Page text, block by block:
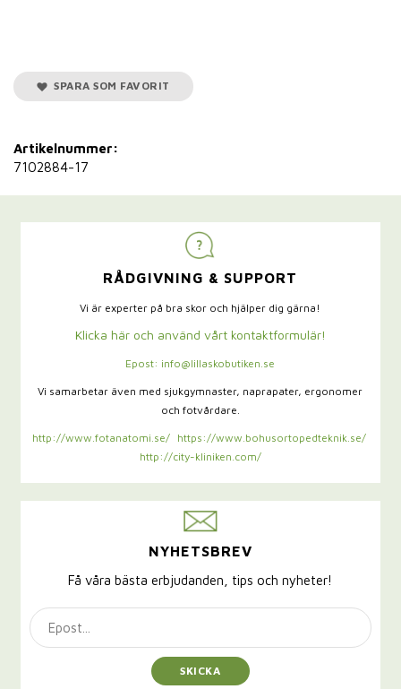
SPARA SOM FAVORIT
Artikelnummer:
7102884-17
RÅDGIVNING & SUPPORT
Vi är experter på bra skor och hjälper dig gärna!
Klicka här och använd vårt kontaktformulär!
Epost: info@lillaskobutiken.se
Vi samarbetar även med sjukgymnaster, naprapater, ergonomer
och fotvårdare.
http://www.fotanatomi.se/
https://www.bohusortopedteknik.se/
http://city-kliniken.com/
NYHETSBREV
Få våra bästa erbjudanden, tips och nyheter!
SKICKA